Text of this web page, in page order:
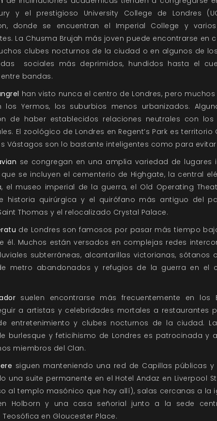
y el prestigioso University College de Londres
donde se encuentran el Imperial College y
La Chusma Brujah más joven puede encontrarse en
clubes nocturnos de la ciudad o en algunos de
sociales más deprimidos, hundidos hasta el
bandas.
han visto nunca el centro de Londres, pero
los Yermos, los suburbios menos urbanizados.
de haber establecidos relaciones neutrales con los
El zoológico de Londres en Regent’s Park es territorio
Vástagos son lo bastante inteligentes como para
se congregan en una amplia variedad de lugares
se incluyen el cementerio de Highgate, la central
el museo imperial de la guerra, el Old Operating
historia quirúrgica y el quirófano más antiguo del
Thomas y el relocalizado Crystal Palace.
de Londres son famosos por pasar más tiempo
él. Muchos están versados en complejas redes
subterráneas, alcantarillas victorianas, sótanos
metro abandonados y refugios de la guerra en el
suelen encontrarse más frecuentemente en los
a artistas y celebridades mortales a restaurantes
entretenimiento y clubes nocturnos de la ciudad.
burlesque y feticihismo de Londres es patrocinada y
miembros del Clan.
siguen manteniendo una red de Capillas públicas y
una suite permanente en el Hotel Andaz en Liverpool
al templo masónico que hay allí), salas cercanas a la
Holborn y una casa señorial junto a la sede
en Gloucester Place.